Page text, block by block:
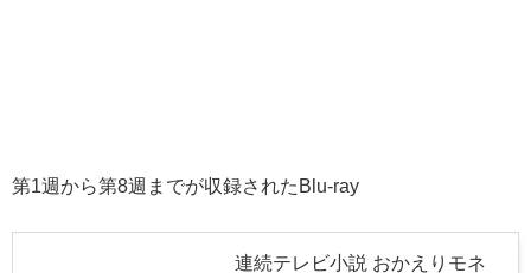
第1週から第8週までが収録されたBlu-ray
連続テレビ小説 おかえりモネ